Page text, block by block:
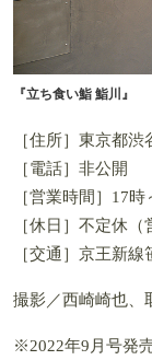
『立ち食い鮨 鮨川』
［住所］東京都
［電話］非公開
［営業時間］17時
［休日］不定休（
［交通］京王新
撮影／西崎崎也、
※2022年9月号発